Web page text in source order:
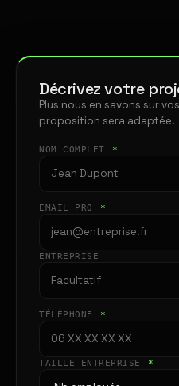
Décrivez votre
Plus nous en savons sur
proposition sera adaptée.
NOM COMPLET *
EMAIL PRO *
ENTREPRISE
TÉLÉPHONE *
TAILLE ENTREPRISE *